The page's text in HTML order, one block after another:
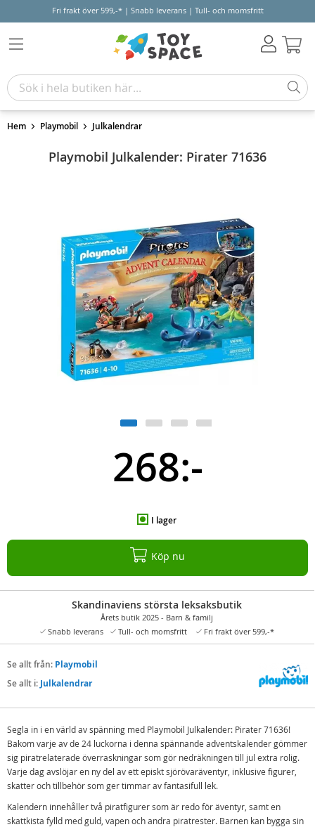
Fri frakt över 599,-* | Snabb leverans | Tull- och momsfritt
Hem Playmobil Julkalendrar
Playmobil Julkalender: Pirater 71636
268:-
I lager
Köp nu
Skandinaviens största leksaksbutik
Årets butik 2025 - Barn & familj
Snabb leverans
Tull- och momsfritt Fri frakt över 599,-*
Se allt från: Playmobil
Se allt i: Julkalendrar
Segla in i en värld av spänning med Playmobil Julkalender: Pirater 71636!
Bakom varje av de 24 luckorna i denna spännande adventskalender gömmer
sig piratrelaterade överraskningar som gör nedräkningen till jul extra rolig.
Varje dag avslöjar en ny del av ett episkt sjörövaräventyr, inklusive figurer,
skatter och tillbehör som ger timmar av fantasifull lek.
Kalendern innehåller två piratfigurer som är redo för äventyr, samt en
skattkista fylld med guld, vapen och andra piratrester. Barnen kan bygga sin